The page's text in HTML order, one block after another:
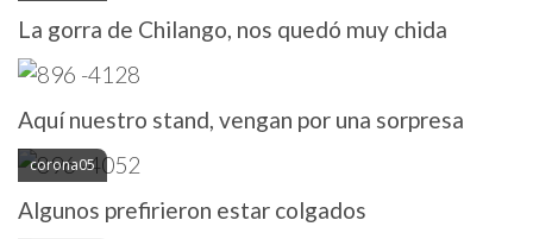
La gorra de Chilango, nos quedó muy chida
Aquí nuestro stand, vengan por una sorpresa
corona05
Algunos prefirieron estar colgados